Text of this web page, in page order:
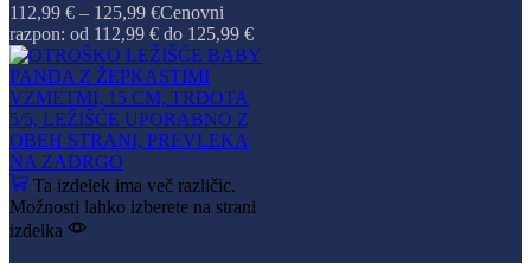
112,99 € – 125,99 €Cenovni
razpon: od 112,99 € do 125,99 €
Ta izdelek ima več različic.
Možnosti lahko izberete na strani
izdelka